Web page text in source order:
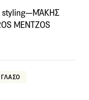
styling—ΜΆΚΗΣ
MENTZOS
ΓΛΑΣΟ